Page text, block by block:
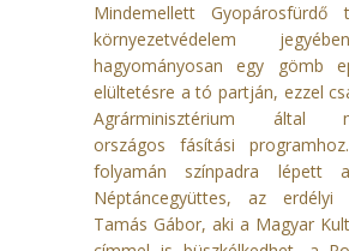
Mindemellett Gyopárosfürdő
környezetvédelem
hagyományosan egy gömb
elültetésre a tó partján, ezzel
Agrárminisztérium által
országos fásítási
folyamán színpadra lépett
Néptáncegyüttes, az erdélyi
Tamás Gábor, aki a Magyar